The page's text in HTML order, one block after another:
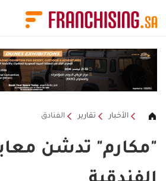
الأخبار تقارير الفنادق
"مكارم" تدشن
لوحة